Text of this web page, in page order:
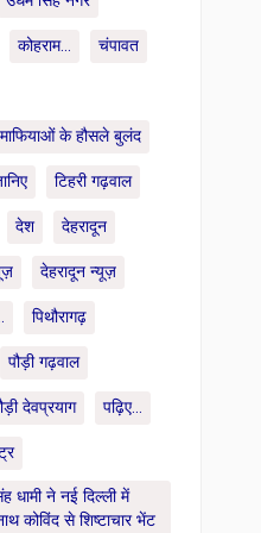
कोहराम... चंपावत
के हौसले बुलंद
टिहरी गढ़वाल
देश देहरादून
देहरादून न्यूज़
पिथौरागढ़
पौड़ी गढ़वाल
देवप्रयाग पढ़िए...
धामी ने नई दिल्ली में
कोविंद से शिष्टाचार भेंट